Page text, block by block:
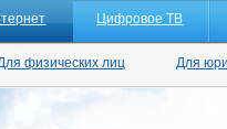
физических лиц Для
Цифровое ТВ